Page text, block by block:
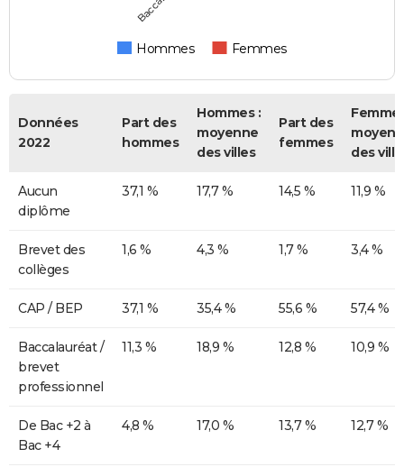
Hommes Femmes
Données
2022
Part des
hommes
Hommes :
moyenne
des villes
Part des
femmes
des
Aucun
diplôme
37,1 % 17,7 % 14,5 % 11,9 %
Brevet des
collèges
1,6 % 4,3 % 1,7 % 3,4 %
CAP / BEP 37,1 % 35,4 % 55,6 % 57,4 %
Baccalauréat /
brevet
professionnel
11,3 % 18,9 % 12,8 % 10,9 %
De Bac +2 à
Bac +4
4,8 % 17,0 % 13,7 % 12,7 %